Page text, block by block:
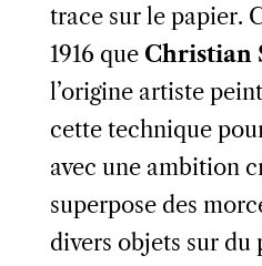
trace sur le papier.
1916 que Christian
l’origine artiste
cette technique
avec une ambition
superpose des
divers objets sur du